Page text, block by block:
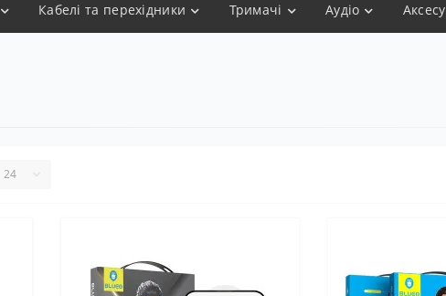
Кабелі та перехідники Тримачі Аудіо